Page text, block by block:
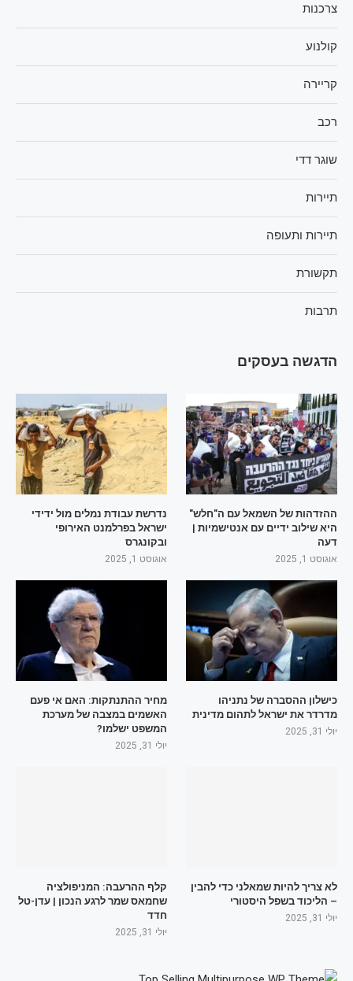
צרכנות
קולנוע
קריירה
רכב
שוגר דדי
תיירות
תיירות ותעופה
תקשורת
תרבות
הדגשה בעסקים
ההזדהות של השמאל עם ה"חלש"
היא שילוב ידיים עם אנטישמיות |
דעה
אוגוסט 1, 2025
נדרשת עבודת נמלים מול ידידי
ישראל בפרלמנט האירופי
ובקונגרס
אוגוסט 1, 2025
כישלון ההסברה של נתניהו
מדרדר את ישראל לתהום מדינית
יולי 31, 2025
מחיר ההתנתקות: האם אי פעם
האשמים במצבה של מערכת
המשפט ישלמו?
יולי 31, 2025
לא צריך להיות שמאלני כדי להבין
– הליכוד בשפל היסטורי
יולי 31, 2025
קלף ההרעבה: המניפולציה
שחמאס שמר לרגע הנכון | עדן-טל
חדד
יולי 31, 2025